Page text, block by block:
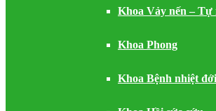
Khoa Vảy nến – Tự
Khoa Phong
Khoa Bệnh nhiệt đới